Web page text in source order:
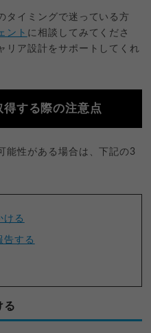
タイミングで迷っている方
ント に相談してみてくださ
リア設計をサポートしてくれ
する際の注意点
能性がある場合は、下記の3
ける
告する
る